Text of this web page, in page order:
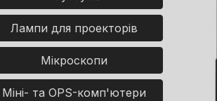
Лампи для проекторів
Мікроскопи
Міні- та OPS-комп'ютери